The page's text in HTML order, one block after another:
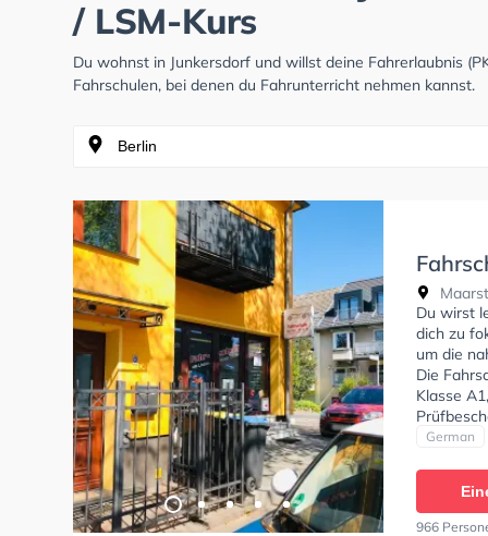
/ LSM-Kurs
Du wohnst in Junkersdorf und willst deine Fahrerlaubnis
Fahrschulen, bei denen du Fahrunterricht nehmen kannst.
Du wirst
dich zu
um die
Die
Klasse
German
966